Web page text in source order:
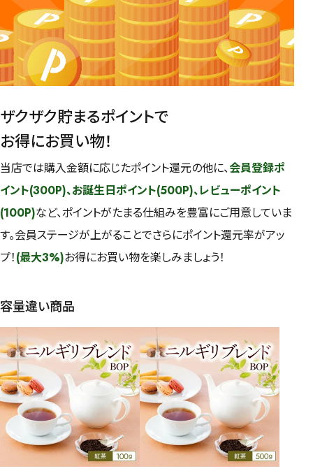
ザクザク貯まるポイントで
お得にお買い物！
当店では購入金額に応じたポイント還元の他に、会員登録ポ
イント(300P)、お誕生日ポイント(500P)、レビューポイント
(100P)など、ポイントがたまる仕組みを豊富にご用意していま
す。会員ステージが上がることでさらにポイント還元率がアッ
プ！(最大3%)お得にお買い物を楽しみましょう！
容量違い商品